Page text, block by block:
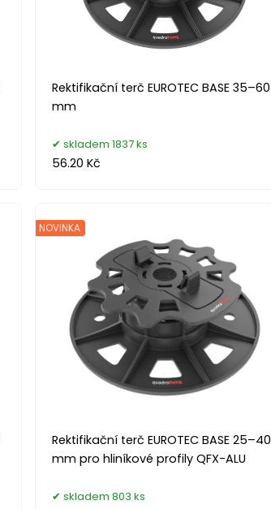
Rektifikační terč EUROTEC BASE 35–60
mm
skladem 1837 ks
56.20 Kč
Rektifikační terč EUROTEC BASE 25–40
mm pro hliníkové profily QFX-ALU
NOVINKA
skladem 803 ks